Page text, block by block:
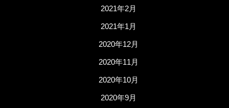
2021年2月
2021年1月
2020年12月
2020年11月
2020年10月
2020年9月